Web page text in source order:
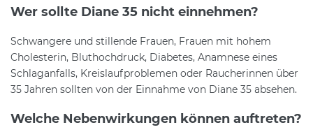
Wer sollte Diane 35 nicht einnehmen?
Schwangere und stillende Frauen, Frauen mit hohem
Cholesterin, Bluthochdruck, Diabetes, Anamnese eines
Schlaganfalls, Kreislaufproblemen oder Raucherinnen über
35 Jahren sollten von der Einnahme von Diane 35 absehen.
Welche Nebenwirkungen können auftreten?